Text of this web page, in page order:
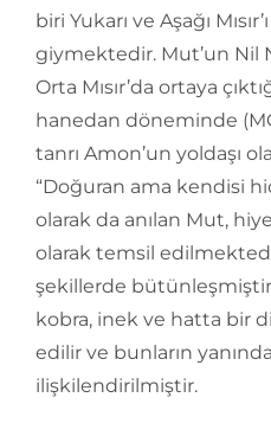
biri Yukarı ve Aşağı
giymektedir. Mut’un Nil
Orta Mısır’da ortaya
hanedan döneminde
tanrı Amon’un yoldaşı
“Doğuran ama kendisi
olarak da anılan Mut,
olarak temsil
şekillerde
kobra, inek ve hatta bir
edilir ve bunların
ilişkilendirilmiştir.